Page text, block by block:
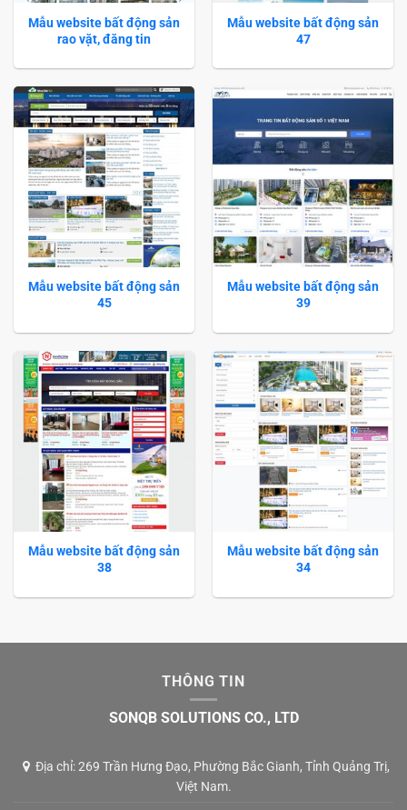
Mẫu website bất động sản
rao vặt, đăng tin
Mẫu website bất động sản
47
Mẫu website bất động sản
45
Mẫu website bất động sản
39
Mẫu website bất động sản
38
Mẫu website bất động sản
34
THÔNG TIN
SONQB SOLUTIONS CO., LTD
Địa chỉ: 269 Trần Hưng Đạo, Phường Bắc Gianh, Tỉnh Quảng Trị,
Việt Nam.